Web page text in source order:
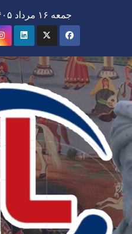
جمعه ۱۶ مرداد ۱۴۰۵